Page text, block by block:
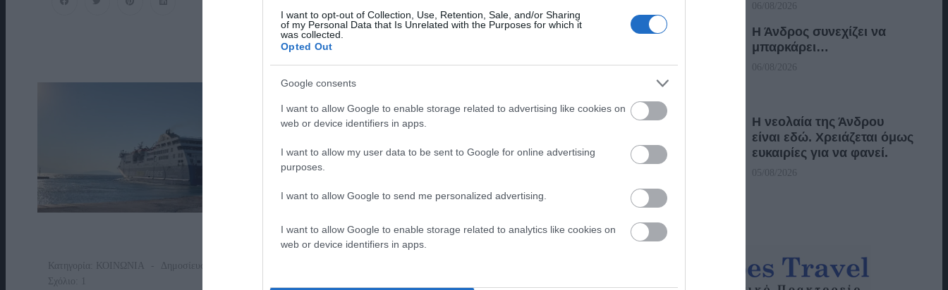
I want to opt-out of Collection, Use, Retention, Sale, and/or Sharing
of my Personal Data that Is Unrelated with the Purposes for which it
was collected.
Opted Out
Google consents
I want to allow Google to enable storage related to advertising like cookies on
web or device identifiers in apps.
I want to allow my user data to be sent to Google for online advertising
purposes.
I want to allow Google to send me personalized advertising.
I want to allow Google to enable storage related to analytics like cookies on
web or device identifiers in apps.
Κατηγορία: ΚΟΙΝΩΝΙΑ
Δημοσίευση: 05/08/2026
Σχόλιο: 1
06/08/2026
Η Άνδρος συνεχίζει να
μπαρκάρει…
06/08/2026
Η νεολαία της Άνδρου
είναι εδώ. Χρειάζεται όμως
ευκαιρίες για να φανεί.
05/08/2026